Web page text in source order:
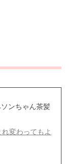
ンちゃん茶髪
変わってもよ